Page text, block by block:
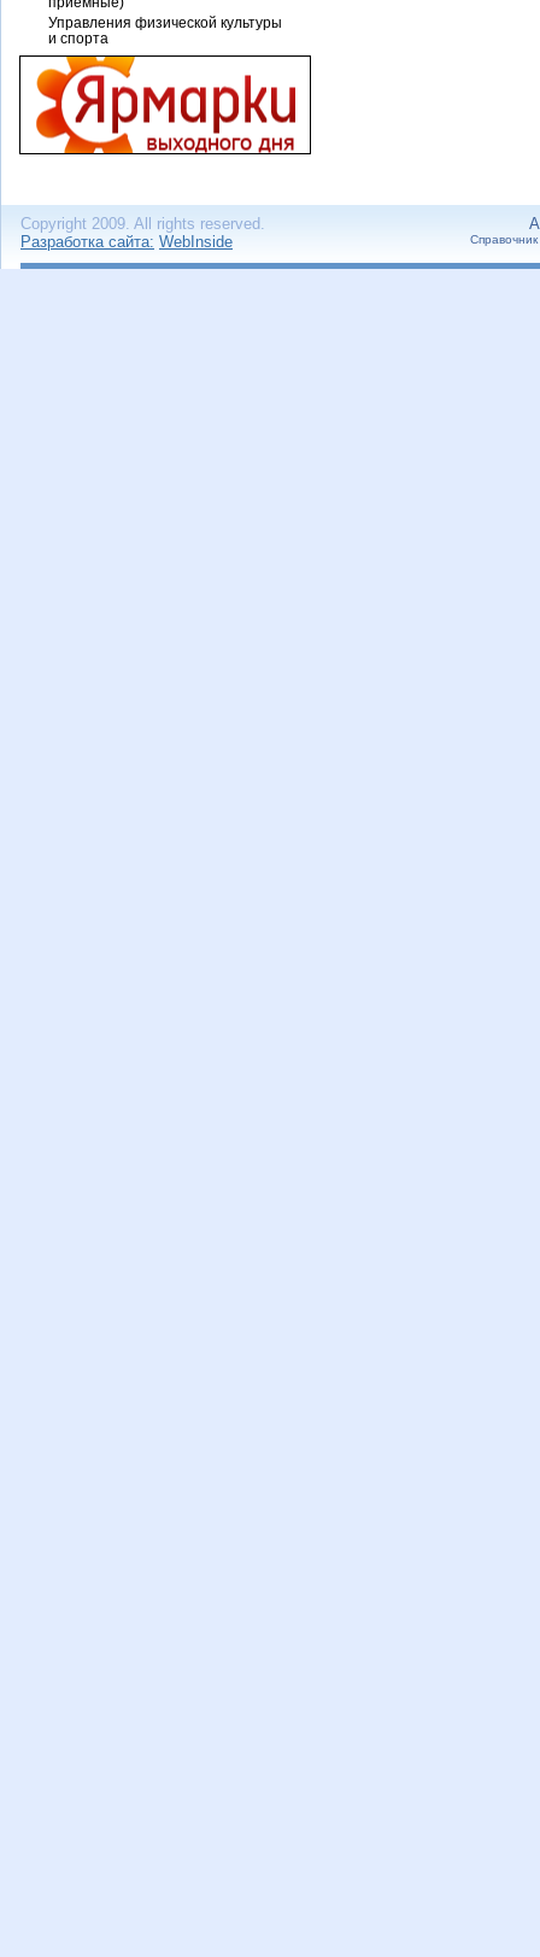
Управления физической культуры
и спорта
Copyright 2009. All rights reserved.
Разработка сайта: WebInside